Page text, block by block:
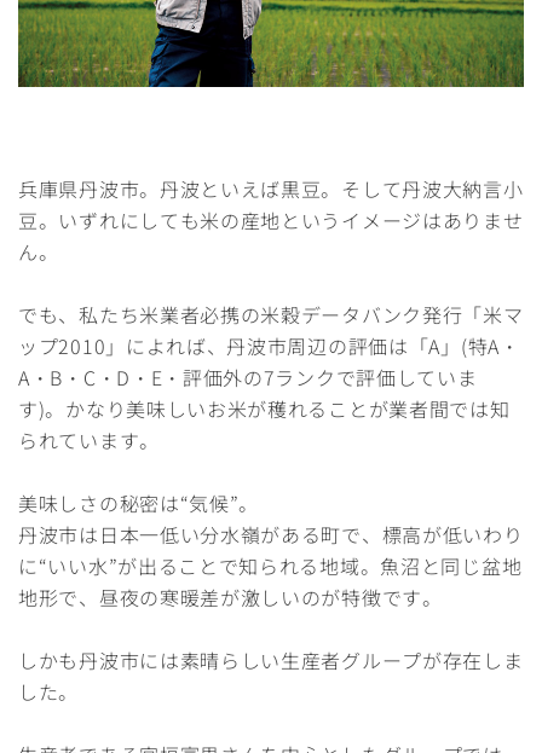
兵庫県丹波市。丹波といえば黒豆。そして丹波大納言小
豆。いずれにしても米の産地というイメージはありませ
ん。
でも、私たち米業者必携の米穀データバンク発行「米マ
ップ2010」によれば、丹波市周辺の評価は「A」(特A・
A・B・C・D・E・評価外の7ランクで評価していま
す)。かなり美味しいお米が穫れることが業者間では知
られています。
美味しさの秘密は“気候”。
丹波市は日本一低い分水嶺がある町で、標高が低いわり
に“いい水”が出ることで知られる地域。魚沼と同じ盆地
地形で、昼夜の寒暖差が激しいのが特徴です。
しかも丹波市には素晴らしい生産者グループが存在しま
した。